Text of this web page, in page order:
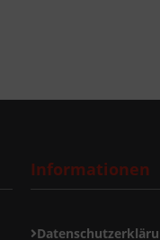
Informationen